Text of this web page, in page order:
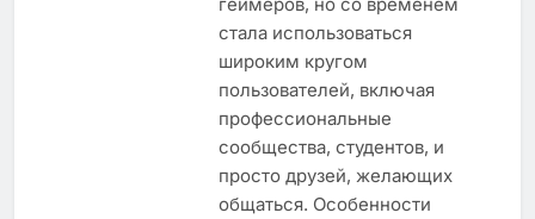
стала использоваться
широким кругом
пользователей, включая
профессиональные
сообщества, студентов, и
просто друзей, желающих
общаться. Особенности